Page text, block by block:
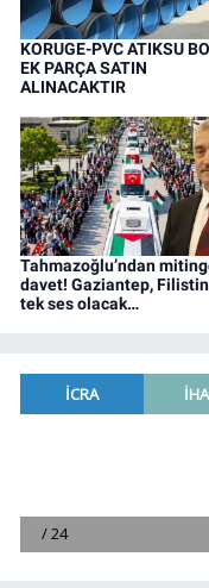
KORUGE-PVC ATIKSU
EK PARÇA SATIN
ALINACAKTIR
Tahmazoğlu’ndan
davet! Gaziantep,
tek ses olacak…